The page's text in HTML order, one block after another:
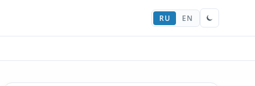
RU EN